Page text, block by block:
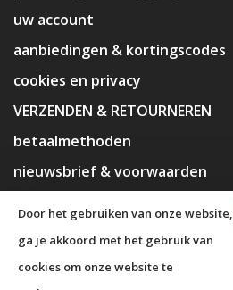
uw account
aanbiedingen & kortingscodes
cookies en privacy
VERZENDEN & RETOURNEREN
betaalmethoden
nieuwsbrief & voorwaarden
Door het gebruiken van onze website,
ga je akkoord met het gebruik van
cookies om onze website te